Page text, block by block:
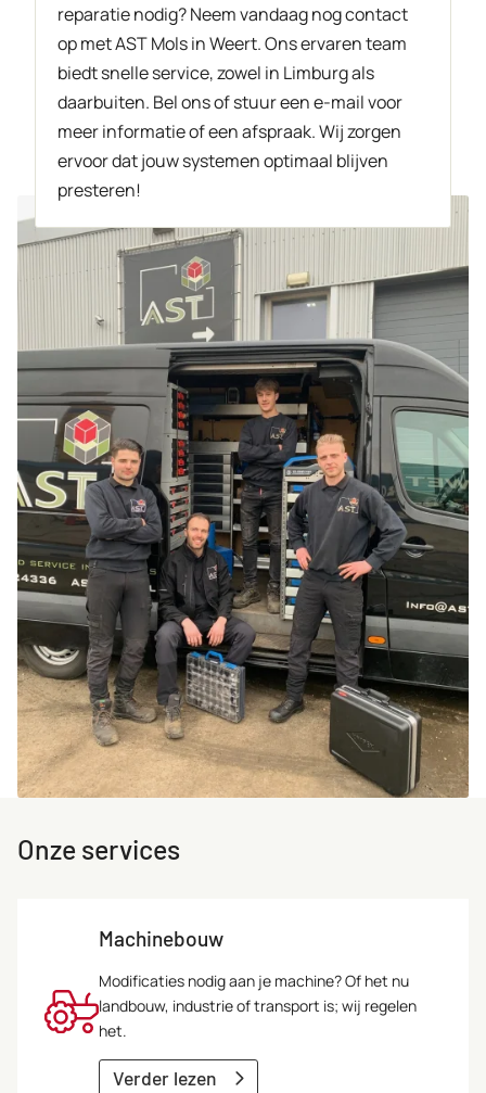
reparatie nodig? Neem vandaag nog contact
op met AST Mols in Weert. Ons ervaren team
biedt snelle service, zowel in Limburg als
daarbuiten. Bel ons of stuur een e-mail voor
meer informatie of een afspraak. Wij zorgen
ervoor dat jouw systemen optimaal blijven
presteren!
Onze services
Machinebouw
Modificaties nodig aan je machine? Of het nu
landbouw, industrie of transport is; wij regelen
het.
Verder lezen